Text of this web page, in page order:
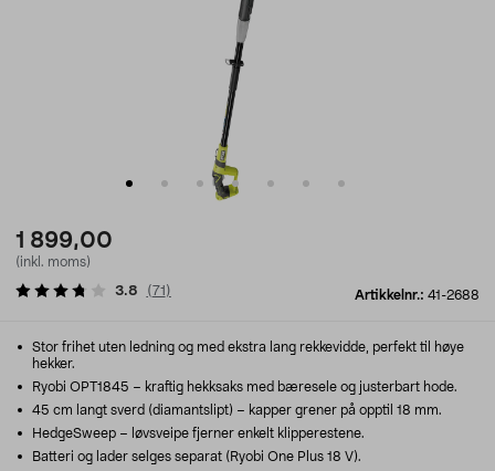
1 899,00
(inkl. moms)
Artikkelnr.: 41-2688
3.8 (71 )
Stor frihet uten ledning og med ekstra lang rekkevidde, perfekt til høye
hekker.
Ryobi OPT1845 – kraftig hekksaks med bæresele og justerbart hode.
45 cm langt sverd (diamantslipt) – kapper grener på opptil 18 mm.
HedgeSweep – løvsveipe fjerner enkelt klipperestene.
Batteri og lader selges separat (Ryobi One Plus 18 V).